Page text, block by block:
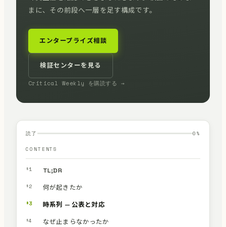
まに、その前段へ一層を足す構成です。
エンタープライズ相談
検証センターを見る
Critical Weekly を購読する →
読了 0 %
CONTENTS
§1 TL;DR
§2 何が起きたか
§3 時系列 — 公表と対応
§4 なぜ止まらなかったか